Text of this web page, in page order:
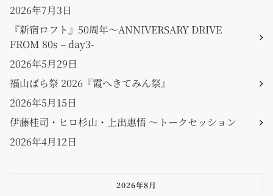
2026年7月3日
『新宿ロフト』50周年〜ANNIVERSARY DRIVE
FROM 80s – day3-
2026年5月29日
福山ばら祭 2026『霞へきてみん祭』
2026年5月15日
伊藤桂司・ヒロ杉山・上出惠悟 〜トークセッション
2026年4月12日
2026年8月